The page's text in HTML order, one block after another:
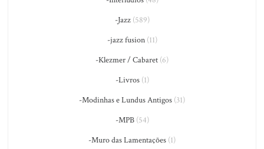
-Jazz(589)
-jazz fusion(11)
-Klezmer / Cabaret (6)
-Livros(1)
-Modinhas e Lundus Antigos (31)
-MPB(54)
-Muro das Lamentações (1)